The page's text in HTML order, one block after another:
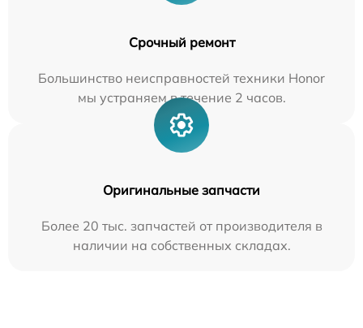
Срочный ремонт
Большинство неисправностей техники Honor
мы устраняем в течение 2 часов.
Оригинальные запчасти
Более 20 тыс. запчастей от производителя в
наличии на собственных складах.